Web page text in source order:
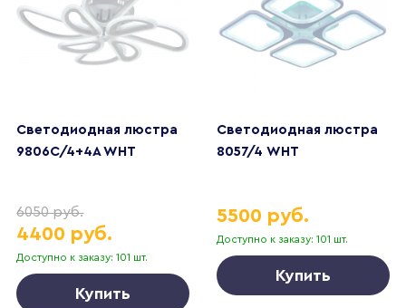
Светодиодная люстра
9806С/4+4A WHT
Доступно к заказу: 101 шт.
6050 руб.
4400 руб.
Купить
Светодиодная люстра
8057/4 WHT
Доступно к заказу: 101 шт.
5500 руб.
Купить